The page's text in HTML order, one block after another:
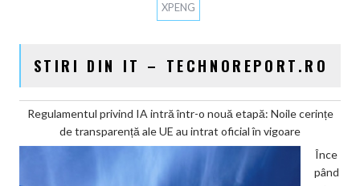
XPENG
STIRI DIN IT – TECHNOREPORT.RO
Regulamentul privind IA intră într-o nouă etapă: Noile cerințe
de transparență ale UE au intrat oficial în vigoare
Înce
pând